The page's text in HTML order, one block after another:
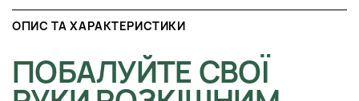
ОПИС ТА ХАРАКТЕРИСТИКИ
ПОБАЛУЙТЕ СВОЇ